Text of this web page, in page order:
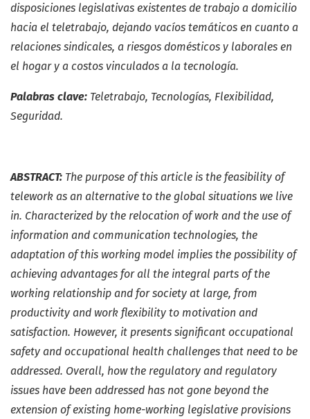
disposiciones legislativas existentes de trabajo a domicilio
hacia el teletrabajo, dejando vacíos temáticos en cuanto a
relaciones sindicales, a riesgos domésticos y laborales en
el hogar y a costos vinculados a la tecnología.
Palabras clave: Teletrabajo, Tecnologías, Flexibilidad,
Seguridad.
ABSTRACT: The purpose of this article is the feasibility of
telework as an alternative to the global situations we live
in. Characterized by the relocation of work and the use of
information and communication technologies, the
adaptation of this working model implies the possibility of
achieving advantages for all the integral parts of the
working relationship and for society at large, from
productivity and work flexibility to motivation and
satisfaction. However, it presents significant occupational
safety and occupational health challenges that need to be
addressed. Overall, how the regulatory and regulatory
issues have been addressed has not gone beyond the
extension of existing home-working legislative provisions